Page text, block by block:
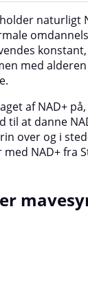
naturligt
med alderen
af NAD+
til at danne
over og i
NAD+ fra